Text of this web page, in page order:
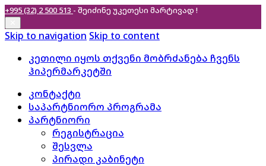
+995 (32) 2 500 513 - შეიძინე უკეთესი მარტივად !
Skip to navigation Skip to content
კეთილი იყოს თქვენი მობრძანება ჩვენს
ჰიპერმარკეტში
კონტაქტი
საპარტნიორო პროგრამა
პარტნიორი
რეგისტრაცია
შესვლა
პირადი კაბინეტი